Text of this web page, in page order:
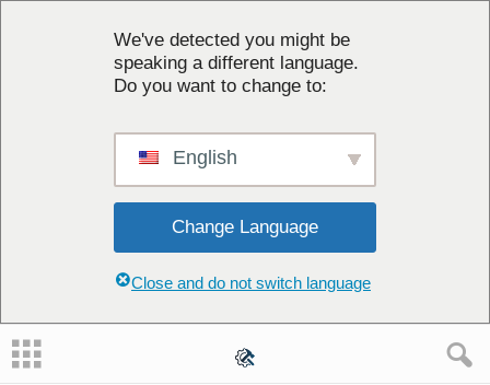
We've detected you might be
speaking a different language.
Do you want to change to:
English
Change Language
Close and do not switch language